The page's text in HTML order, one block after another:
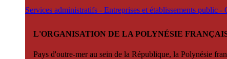
Services administratifs - Entreprises et établissements public -
L'ORGANISATION DE LA POLYNÉSIE
Pays d'outre-mer au sein de la République, la Polynésie